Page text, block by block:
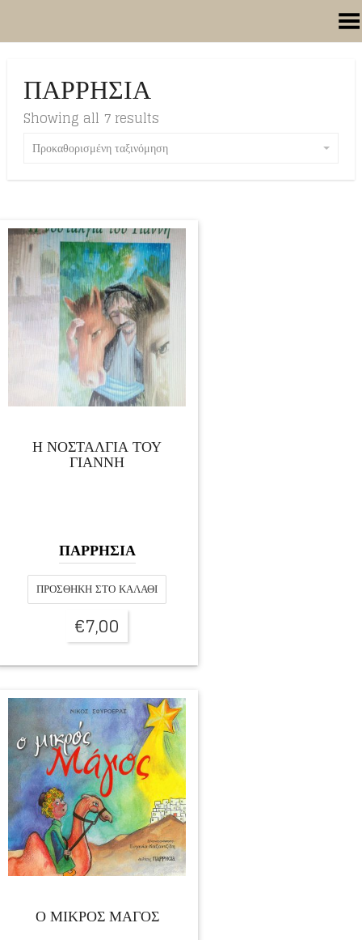
Toggle Menu
ΠΑΡΡΗΣΙΑ
Showing all 7 results
Προκαθορισμένη ταξινόμηση
Η ΝΟΣΤΑΛΓΙΑ ΤΟΥ
ΓΙΑΝΝΗ
ΠΑΡΡΗΣΙΑ
ΠΡΟΣΘΉΚΗ ΣΤΟ ΚΑΛΆΘΙ
€7,00
Ο ΜΙΚΡΟΣ ΜΑΓΟΣ